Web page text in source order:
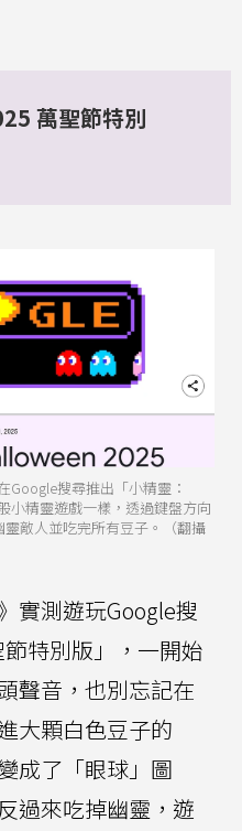
萬聖節特別
Google搜尋推出「小精靈：
小精靈遊戲一樣，透過鍵盤方向
敵人並吃完所有豆子。（翻攝
實測遊玩Google搜
特別版」，一開始
聲音，也別忘記在
大顆白色豆子的
成了「眼球」圖
過來吃掉幽靈，遊